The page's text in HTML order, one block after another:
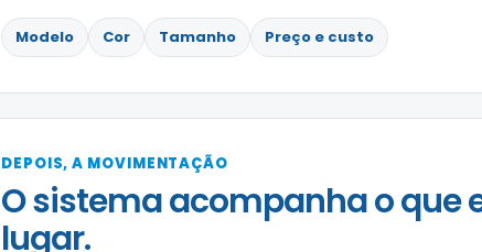
Modelo Cor Tamanho Preço e custo
DEPOIS, A MOVIMENTAÇÃO
O sistema acompanha o que
lugar.